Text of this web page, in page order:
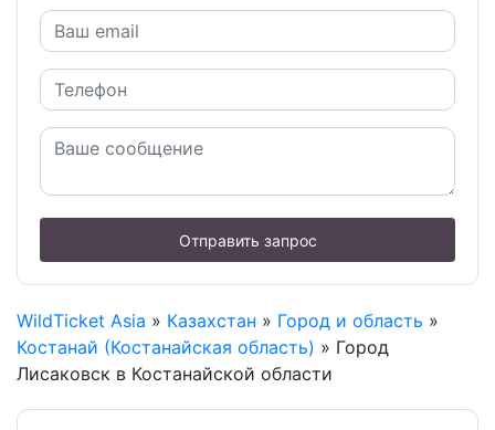
Отправить запрос
WildTicket Asia » Казахстан » Город и область »
Костанай (Костанайская область) » Город
Лисаковск в Костанайской области